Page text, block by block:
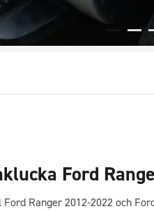
Ford
Ranger 2012-2022 och